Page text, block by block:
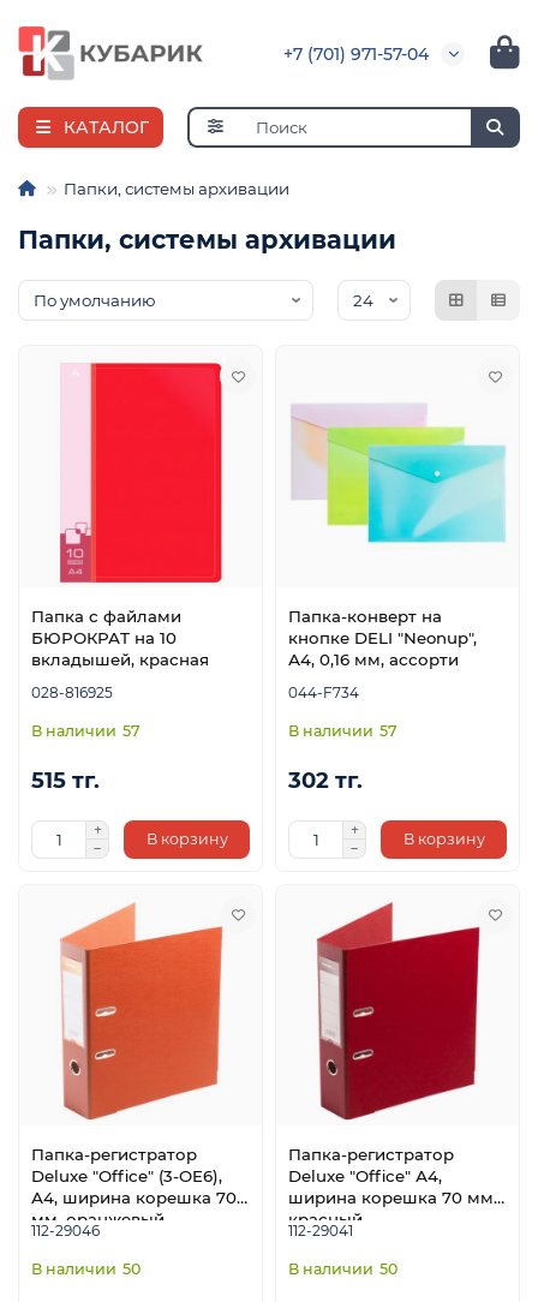
+7 (701) 971-57-04
КАТАЛОГ
Папки, системы архивации
Папки, системы архивации
Папка с файлами
БЮРОКРАТ на 10
вкладышей, красная
028-816925
57
515 тг.
В корзину
Папка-конверт на
кнопке DELI "Neonup",
А4, 0,16 мм, ассорти
044-F734
57
302 тг.
В корзину
Папка-регистратор
Deluxe "Office" (3-OE6),
А4, ширина корешка 70
мм, оранжевый
112-29046
50
Папка-регистратор
Deluxe "Office" А4,
ширина корешка 70 мм,
красный
112-29041
50